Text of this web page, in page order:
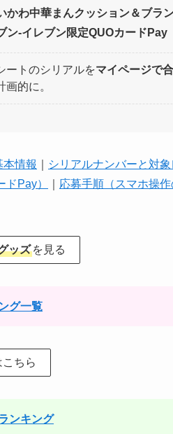
かわ中華まんクッション＆ブラ
ン‐イレブン限定QUOカード
ートのシリアルをマイページで
的に。
本情報 シリアルナンバーと対
Pay）
応募手順（スマホ操作
ッズ を見る
グ一覧
こちら
ンキング